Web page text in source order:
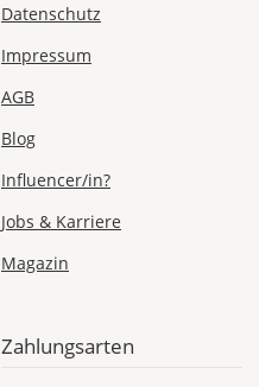
Datenschutz
Impressum
AGB
Blog
Influencer/in?
Jobs & Karriere
Magazin
Zahlungsarten